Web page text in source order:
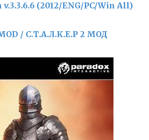
v.3.3.6.6 (2012/ENG/PC/Win All)
MOD / С.Т.А.Л.К.Е.Р 2 МОД